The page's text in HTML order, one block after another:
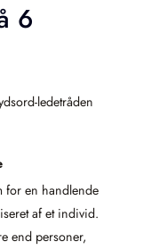
6
ledetråden
for en handlende
af et individ.
end personer,